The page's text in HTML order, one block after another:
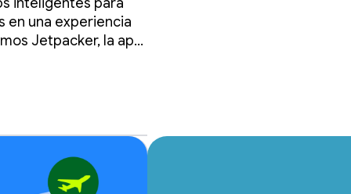
en una experiencia
Jetpacker, la app